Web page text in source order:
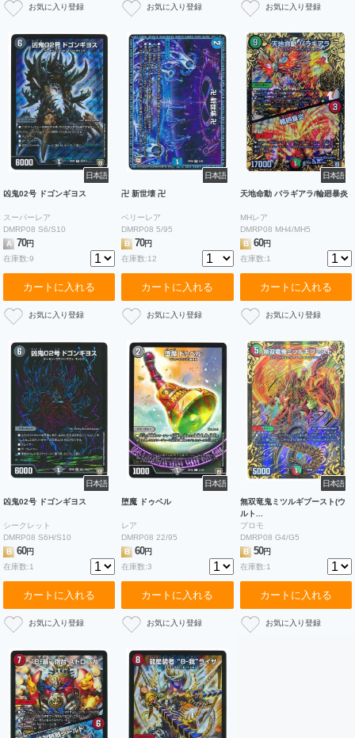
日本語
凶鬼02号 ドゴンギヨス
スーパーレア
DMRP08 S6/S10
A
70円
在庫数:9
カートに入れる
日本語
卍 新世壊 卍
ベリーレア
DMRP08 5/95
B
70円
在庫数:12
カートに入れる
日本語
天地命動 バラギアラ/輪廻暴炎
MHレア
DMRP08 MH4/MH5
B 60円
在庫数:1
カートに入れる
日本語
凶鬼02号 ドゴンギヨス
シークレット
DMRP08 S6H/S10
B
60円
在庫数:1
カートに入れる
日本語
堕魔 ドゥベル
レア
DMRP08 22/95
B
60円
在庫数:3
カートに入れる
日本語
無双竜鬼ミツルギブースト(ウ
ルト...
プロモ
DMRP08 G4/G5
B 50円
在庫数:1
カートに入れる